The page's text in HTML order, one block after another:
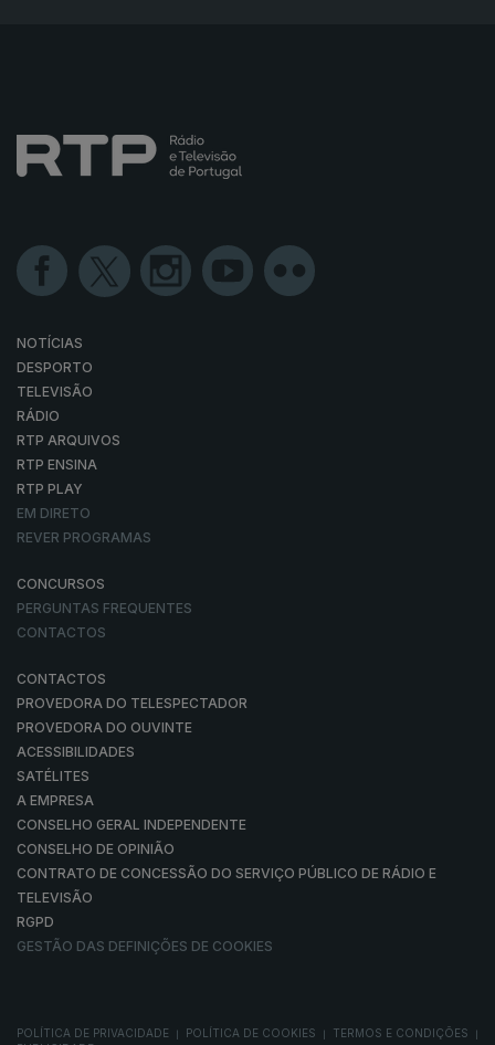
NOTÍCIAS
DESPORTO
TELEVISÃO
RÁDIO
RTP ARQUIVOS
RTP ENSINA
RTP PLAY
EM DIRETO
REVER PROGRAMAS
CONCURSOS
PERGUNTAS FREQUENTES
CONTACTOS
CONTACTOS
PROVEDORA DO TELESPECTADOR
PROVEDORA DO OUVINTE
ACESSIBILIDADES
SATÉLITES
A EMPRESA
CONSELHO GERAL INDEPENDENTE
CONSELHO DE OPINIÃO
CONTRATO DE CONCESSÃO DO SERVIÇO PÚBLICO DE RÁDIO E
TELEVISÃO
RGPD
GESTÃO DAS DEFINIÇÕES DE COOKIES
POLÍTICA DE PRIVACIDADE POLÍTICA DE COOKIES TERMOS E CONDIÇÕES